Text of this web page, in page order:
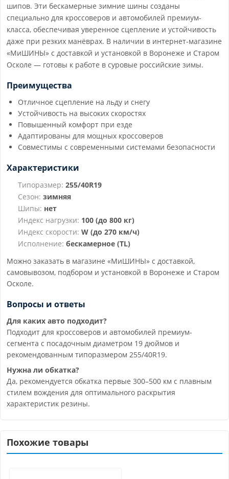
шипов. Эти бескамерные зимние шины созданы
специально для кроссоверов и автомобилей премиум-
класса, обеспечивая уверенное сцепление и устойчивость
даже при резких манёврах. В наличии в интернет-магазине
«МиШИНЫ» с доставкой и установкой в Воронеже и Старом
Осколе — готовы к работе в суровые российские зимы.
Преимущества
Отличное сцепление на льду и снегу
Устойчивость на высоких скоростях
Повышенный комфорт при езде
Адаптированы для мощных кроссоверов
Совместимы с современными системами безопасности
Характеристики
Типоразмер: 255/40R19
Сезон: зимняя
Шипы: нет
Индекс нагрузки: 100 (до 800 кг)
Индекс скорости: W (до 270 км/ч)
Исполнение: бескамерное (TL)
Можно заказать в магазине «МиШИНЫ» с доставкой,
самовывозом, подбором и установкой в Воронеже и Старом
Осколе.
Вопросы и ответы
Для каких авто подходит?
Подходит для кроссоверов и автомобилей премиум-
сегмента с посадочным диаметром 19 дюймов и
рекомендованным типоразмером 255/40R19.
Нужна ли обкатка?
Да, рекомендуется обкатка первые 300–500 км с плавным
стилем вождения для оптимального раскрытия
характеристик резины.
Похожие товары